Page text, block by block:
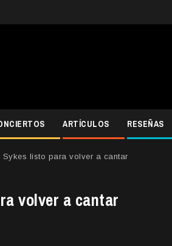
ARTÍCULOS RESEÑAS
Sykes listo para volver a cantar
volver a cantar